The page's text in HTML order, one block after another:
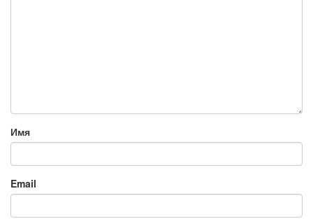
Имя
Email